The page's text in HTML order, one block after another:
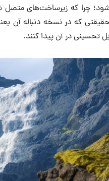
چرا که زیرساخت‌های
تحسینی در آن پیدا کنند.